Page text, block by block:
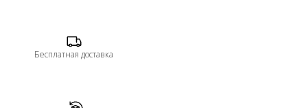
Бесплатная доставка